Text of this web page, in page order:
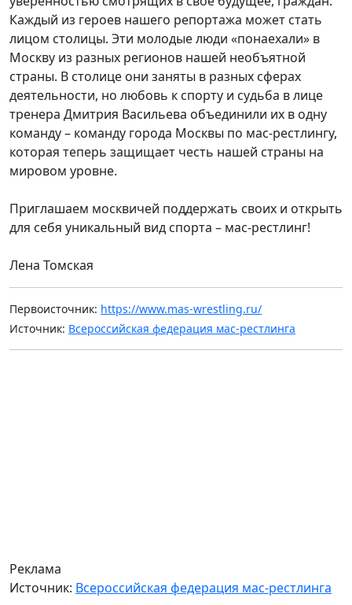
Каждый из героев нашего репортажа может стать
лицом столицы. Эти молодые люди «понаехали» в
Москву из разных регионов нашей необъятной
страны. В столице они заняты в разных сферах
деятельности, но любовь к спорту и судьба в лице
тренера Дмитрия Васильева объединили их в одну
команду – команду города Москвы по мас-рестлингу,
которая теперь защищает честь нашей страны на
мировом уровне.
Приглашаем москвичей поддержать своих и открыть
для себя уникальный вид спорта – мас-рестлинг!
Лена Томская
Первоисточник: https://www.mas-wrestling.ru/
Источник: Всероссийская федерация мас-рестлинга
Реклама
Источник: Всероссийская федерация мас-рестлинга